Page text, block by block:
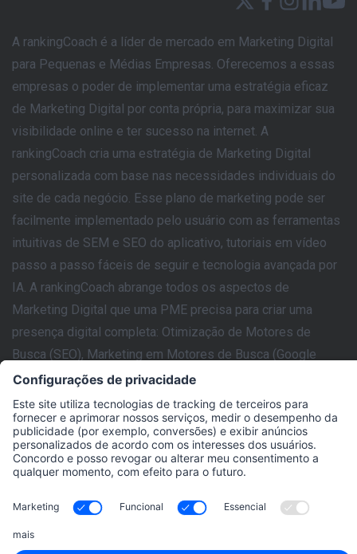
A rankingCoach é a líder de mercado em Marketing Digital
para Pequenas e Médias Empresas. Oferecemos a essas
empresas o poder de implementar uma estratégia eficaz
de Marketing Digital por conta própria, para maximizar sua
visibilidade online e ter sucesso na internet. A
rankingCoach cria uma estratégia de Marketing Digital
personalizada com base nas necessidades individuais do
site de cada negócio. Esse plano de marketing pode ser
facilmente implementado pelo usuário com as ferramentas
intuitivas de SEM e SEO do aplicativo, tutoriais em vídeo
passo a passo fáceis de seguir e tecnologia avançada por
IA. A rankingCoach abrange todos os aspectos de
Marketing Digital que uma PME precisa para criar uma
presença digital completa: Otimização de Motores de
Busca (SEO), Marketing em Motores de Busca (Google
Ads), Marketing Local, Monitoramento de Redes Sociais,
Gestão de Marca e Reputação.